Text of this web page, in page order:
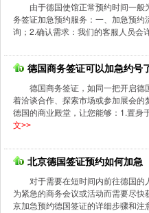
由于德国使馆正常预约时间一
务签证加急预约服务：一、加急预
询；2.确认需求：我们的客服人员会
德国商务签证可以加急约号
德国商务签证，如同一把开启
着洽谈合作、探索市场或参加展会
德国的商业殿堂，让您能够：1.置身
文>>
北京德国签证预约如何加急
对于需要在短时间内前往德国
为紧急的商务会议或活动而需要尽
京加急预约德国签证的详细步骤和